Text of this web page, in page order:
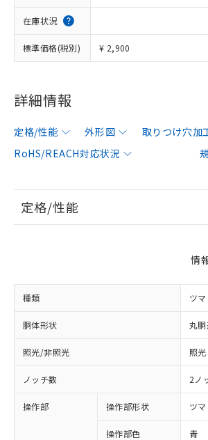
在庫状況
標準価格(税別) ¥ 2,900
詳細情報
定格/性能 外形図 取りつけ穴加
RoHS/REACH対応状況
定格/性能
情
種類 ツ
胴体形状 丸
照光/非照光 照光
ノッチ数 2ノ
操作部 操作部形状 ツ
操作部色 青